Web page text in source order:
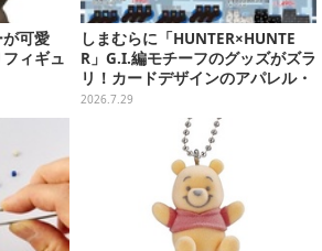
可愛
ィギュ
しまむらに「HUNTER×HUNTE
R」G.I.編モチーフのグッズがズラ
リ！カードデザインのアパレル・
雑貨、ゴレイヌの「オレが3人分
2026.7.29